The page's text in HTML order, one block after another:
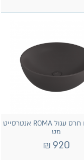
כיור מונח חרס עגול ROMA אנטרסייט
מט
920
₪